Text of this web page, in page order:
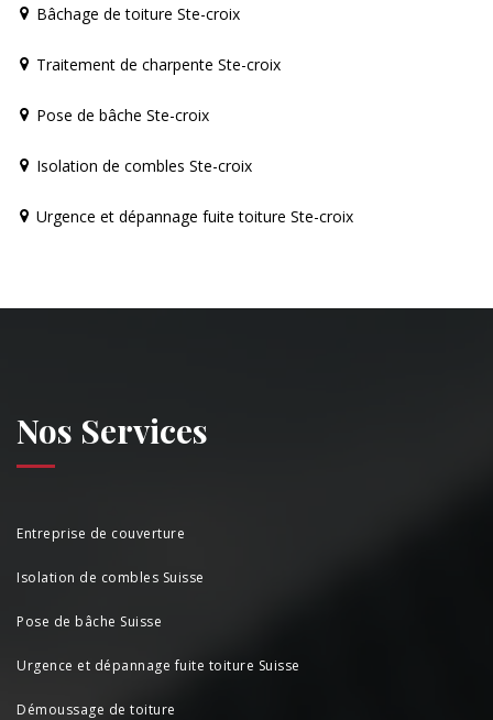
Bâchage de toiture Ste-croix
Traitement de charpente Ste-croix
Pose de bâche Ste-croix
Isolation de combles Ste-croix
Urgence et dépannage fuite toiture Ste-croix
Nos Services
Entreprise de couverture
Isolation de combles Suisse
Pose de bâche Suisse
Urgence et dépannage fuite toiture Suisse
Démoussage de toiture